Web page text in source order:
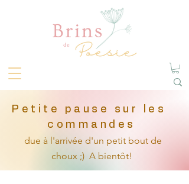
Petite pause sur les
commandes
due à l'arrivée d'un petit bout de
choux ;) A bientôt!